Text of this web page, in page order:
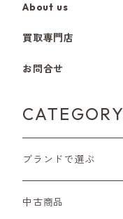
About us
買取専門店
お問合せ
CATEGORY
ブランドで選ぶ
Nikon（ニコン）
中古商品